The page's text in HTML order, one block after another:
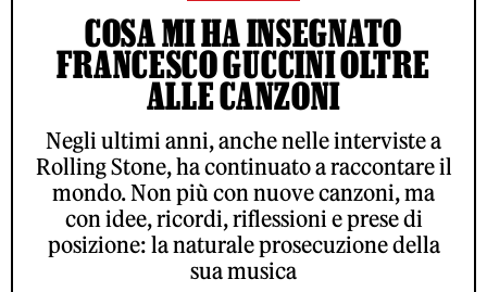
COSA MI HA INSEGNATO
FRANCESCO GUCCINI OLTRE
ALLE CANZONI
Negli ultimi anni, anche nelle interviste a
Rolling Stone, ha continuato a raccontare il
mondo. Non più con nuove canzoni, ma
con idee, ricordi, riflessioni e prese di
posizione: la naturale prosecuzione della
sua musica